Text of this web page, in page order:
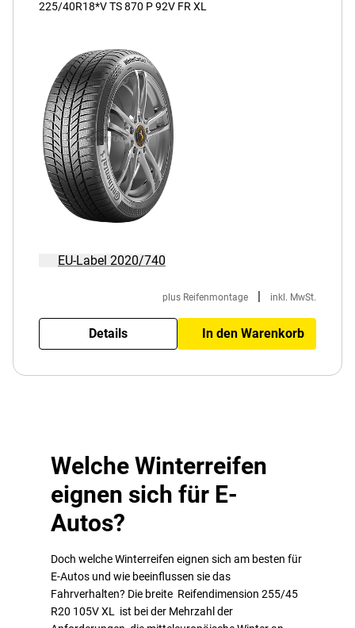
225/40R18*V TS 870 P 92V FR XL
EU-Label 2020/740
plus Reifenmontage | inkl. MwSt.
Details In den Warenkorb
Welche Winterreifen
eignen sich für E-
Autos?
Doch welche Winterreifen eignen sich am besten für
E-Autos und wie beeinflussen sie das
Fahrverhalten? Die breite Reifendimension 255/45
R20 105V XL ist bei der Mehrzahl der